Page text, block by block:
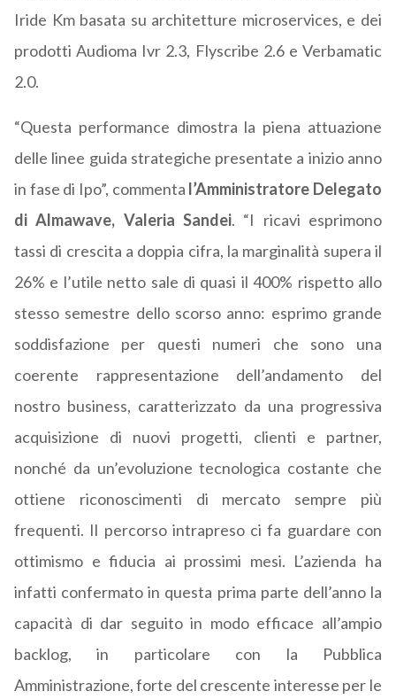
Iride Km basata su architetture microservices, e dei
prodotti Audioma Ivr 2.3, Flyscribe 2.6 e Verbamatic
2.0.
“Questa performance dimostra la piena attuazione
delle linee guida strategiche presentate a inizio anno
in fase di Ipo”, commenta l’Amministratore Delegato
di Almawave, Valeria Sandei. “I ricavi esprimono
tassi di crescita a doppia cifra, la marginalità supera il
26% e l’utile netto sale di quasi il 400% rispetto allo
stesso semestre dello scorso anno: esprimo grande
soddisfazione per questi numeri che sono una
coerente rappresentazione dell’andamento del
nostro business, caratterizzato da una progressiva
acquisizione di nuovi progetti, clienti e partner,
nonché da un’evoluzione tecnologica costante che
ottiene riconoscimenti di mercato sempre più
frequenti. Il percorso intrapreso ci fa guardare con
ottimismo e fiducia ai prossimi mesi. L’azienda ha
infatti confermato in questa prima parte dell’anno la
capacità di dar seguito in modo efficace all’ampio
backlog, in particolare con la Pubblica
Amministrazione, forte del crescente interesse per le